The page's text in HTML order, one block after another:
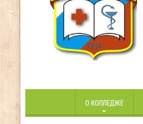
О КОЛЛЕДЖЕ